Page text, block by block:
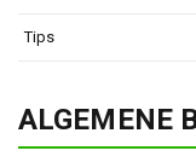
Tips
ALGEMENE